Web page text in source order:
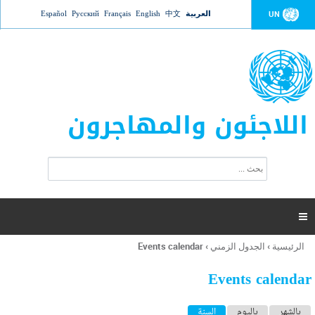
Jump to navigation UN العربية 中文
English
Français
Русский
Español
اللاجئون والمهاجرون
ت
ر
ل
ح
ب

أنت
هنا
الرئيسية › الجدول الزمني ›
Events calendar
Events calendar